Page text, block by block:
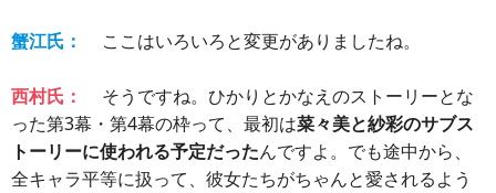
蟹江氏： ここはいろいろと変更がありましたね。
西村氏：
そうですね。ひかりとかなえのストーリーとな
った第3幕・第4幕の枠って、最初は菜々美と紗彩のサブス
トーリーに使われる予定だったんですよ。でも途中から、
全キャラ平等に扱って、彼女たちがちゃんと愛されるよう